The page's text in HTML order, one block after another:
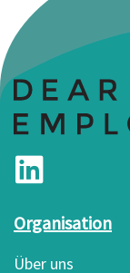
Organisation
Über uns